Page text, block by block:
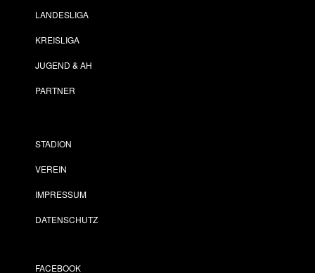
LANDESLIGA
KREISLIGA
JUGEND & AH
PARTNER
STADION
VEREIN
IMPRESSUM
DATENSCHUTZ
FACEBOOK